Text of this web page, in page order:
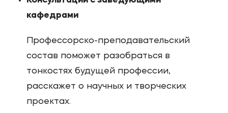
кафедрами
Профессорско-преподавательский
состав поможет разобраться в
тонкостях будущей профессии,
расскажет о научных и творческих
проектах.